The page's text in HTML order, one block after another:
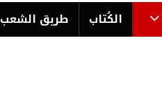
الكُتاب طریق الشعب